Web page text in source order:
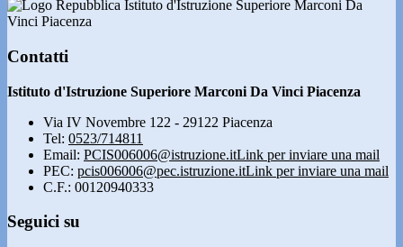
Istituto d'Istruzione Superiore Marconi Da
Vinci Piacenza
Contatti
Istituto d'Istruzione Superiore Marconi Da Vinci Piacenza
Via IV Novembre 122 - 29122 Piacenza
Tel: 0523/714811
Email: PCIS006006@istruzione.itLink per inviare una mail
PEC: pcis006006@pec.istruzione.itLink per inviare una mail
C.F.: 00120940333
Seguici su